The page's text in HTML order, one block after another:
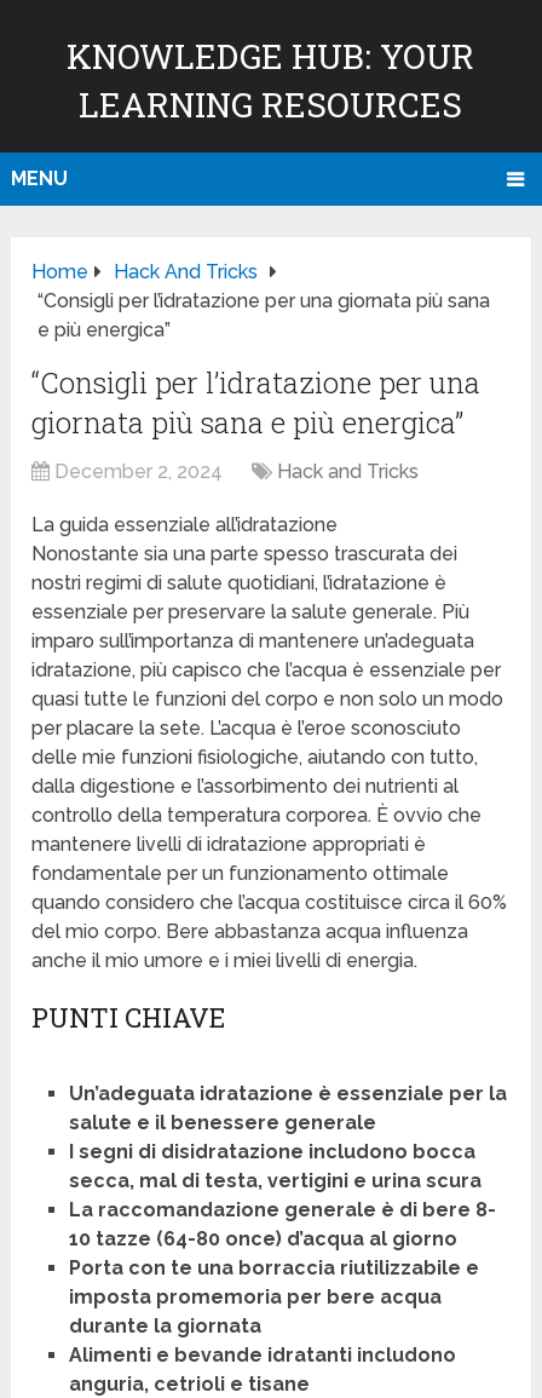
KNOWLEDGE HUB: YOUR
LEARNING RESOURCES
MENU
Home
Hack And Tricks
“Consigli per l’idratazione per una giornata più sana
e più energica”
“Consigli per l’idratazione per una
giornata più sana e più energica”
December 2, 2024 Hack and Tricks
La guida essenziale all’idratazione
Nonostante sia una parte spesso trascurata dei
nostri regimi di salute quotidiani, l’idratazione è
essenziale per preservare la salute generale. Più
imparo sull’importanza di mantenere un’adeguata
idratazione, più capisco che l’acqua è essenziale per
quasi tutte le funzioni del corpo e non solo un modo
per placare la sete. L’acqua è l’eroe sconosciuto
delle mie funzioni fisiologiche, aiutando con tutto,
dalla digestione e l’assorbimento dei nutrienti al
controllo della temperatura corporea. È ovvio che
mantenere livelli di idratazione appropriati è
fondamentale per un funzionamento ottimale
quando considero che l’acqua costituisce circa il 60%
del mio corpo. Bere abbastanza acqua influenza
anche il mio umore e i miei livelli di energia.
PUNTI CHIAVE
Un’adeguata idratazione è essenziale per la
salute e il benessere generale
I segni di disidratazione includono bocca
secca, mal di testa, vertigini e urina scura
La raccomandazione generale è di bere 8-
10 tazze (64-80 once) d’acqua al giorno
Porta con te una borraccia riutilizzabile e
imposta promemoria per bere acqua
durante la giornata
Alimenti e bevande idratanti includono
anguria, cetrioli e tisane